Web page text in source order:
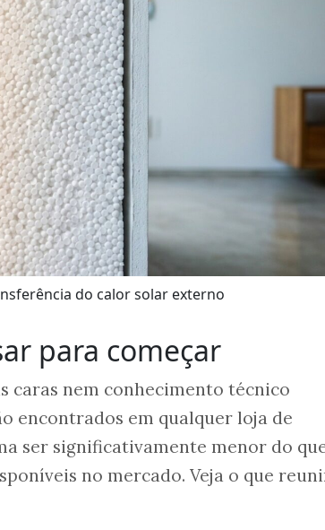
do calor solar externo
para começar
caras nem conhecimento técnico
encontrados em qualquer loja de
ser significativamente menor do
no mercado. Veja o que